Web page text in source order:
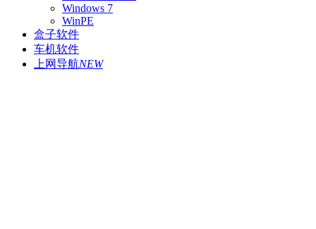
Windows 7
WinPE
盒子软件
车机软件
上网导航NEW